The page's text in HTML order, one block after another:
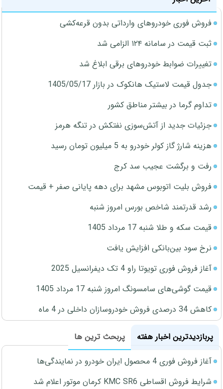
فروش فوری خودروهای وارداتی بدون قرعه‌کشی
ثبت قیمت در سامانه ۱۲۴ الزامی شد
تغییرات ضوابط خودروهای برقی ابلاغ شد
جدول قیمت لاستیک هانکوک در بازار 1405/05/17
تداوم گرما در بیشتر مناطق کشور
جزئیات جدید از آتش‌سوزی نفتکش در تنگه هرمز
هزینه شارژ گاز کولر خودرو به 5 میلیون تومان رسید
رفت و برگشت عجیب سد کرج
فروش بلیت اتوبوس مشهد برای دهه پایانی صفر + قیمت
رشد قدرتمند شاخص بورس امروز شنبه
قیمت سکه و طلا شنبه 17 مرداد 1405
نرخ سود بین‌بانکی افزایش یافت
آغاز فروش فوری تویوتا راو 4 تک دیفرانسیل 2025
قیمت گوشی‌های سامسونگ امروز شنبه 17 مرداد 1405
کاهش 34 درصدی فروش خودروسازان داخلی در 4 ماه
پربازدیدترین اخبار هفته
پربحث ترین ها
آغاز فروش فوری 4 محصول ایران خودرو در نمایندگی‌ها
شرایط فروش اقساطی KMC SR6 کرمان موتور اعلام شد